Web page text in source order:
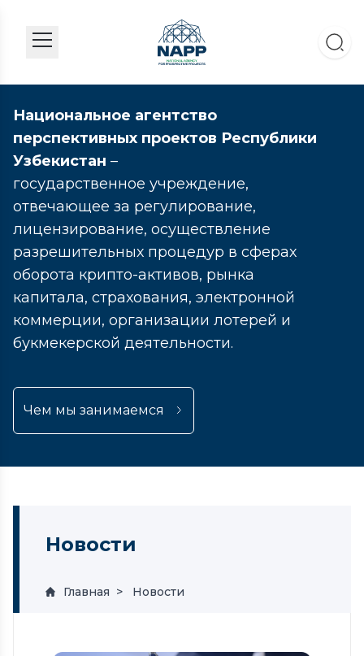
Национальное агентство
перспективных проектов Республики
Узбекистан –
государственное учреждение,
отвечающее за регулирование,
лицензирование, осуществление
разрешительных процедур в сферах
оборота крипто-активов, рынка
капитала, страхования, электронной
коммерции, организации лотерей и
букмекерской деятельности.
Чем мы занимаемся
Новости
Главная Новости